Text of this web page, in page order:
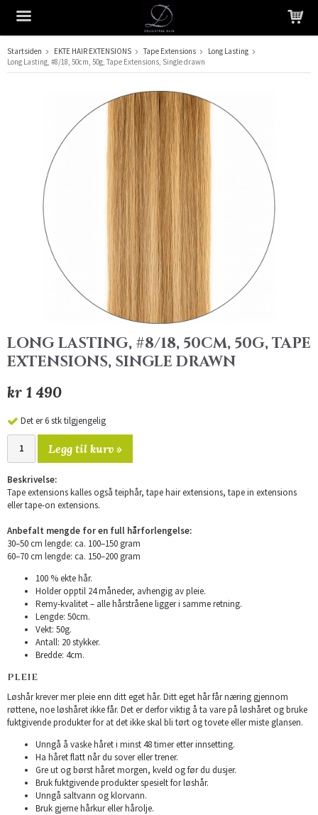
Produktet har blitt lagt til i handlekurven din
Startsiden EKTE HAIR EXTENSIONS Tape Extensions
Long Lasting
Long Lasting, #8/18, 50cm, 50g, Tape Extensions, Single drawn
LONG LASTING, #8/18, 50CM, 50G, TAPE
EXTENSIONS, SINGLE DRAWN
kr 1 490
Det er 6 stk tilgjengelig
Legg til kurv »
Beskrivelse:
Tape extensions kalles også teiphår, tape hair extensions, tape in extensions
eller tape-on extensions.
Anbefalt mengde for en full hårforlengelse:
30–50 cm lengde: ca. 100–150 gram
60–70 cm lengde: ca. 150–200 gram
100 % ekte hår.
Holder opptil 24 måneder, avhengig av pleie.
Remy-kvalitet – alle hårstråene ligger i samme retning.
Lengde: 50cm.
Vekt: 50g.
Antall: 20 stykker.
Bredde: 4cm.
PLEIE
Løshår krever mer pleie enn ditt eget hår. Ditt eget hår får næring gjennom
røttene, noe løshåret ikke får. Det er derfor viktig å ta vare på løshåret og bruke
fuktgivende produkter for at det ikke skal bli tørt og tovete eller miste glansen.
Unngå å vaske håret i minst 48 timer etter innsetting.
Ha håret flatt når du sover eller trener.
Gre ut og børst håret morgen, kveld og før du dusjer.
Bruk fuktgivende produkter spesielt for løshår.
Unngå saltvann og klorvann.
Bruk gjerne hårkur eller hårolje.